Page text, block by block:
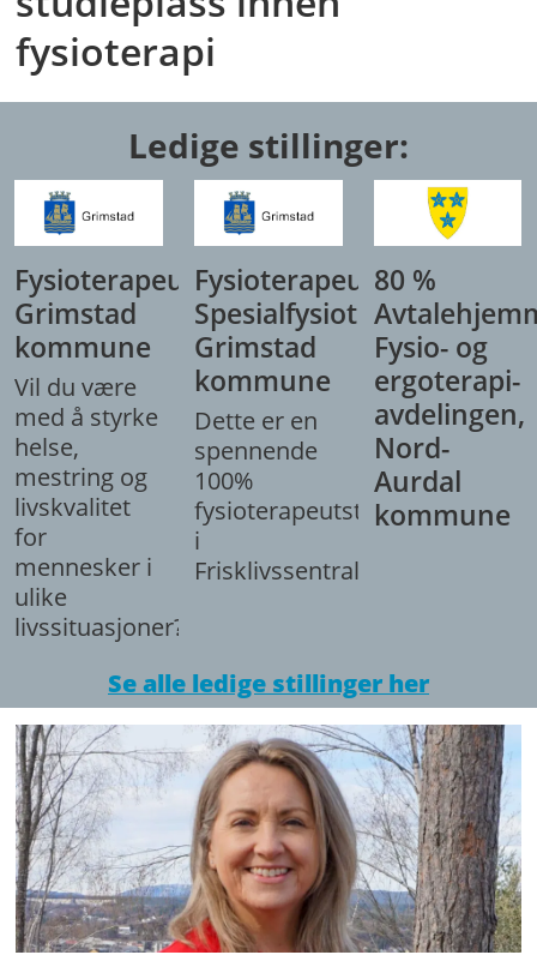
fysioterapi
Ledige stillinger:
Fysioterapeut,
Grimstad
kommune
Vil du være
med å styrke
helse,
mestring og
livskvalitet
for
mennesker i
ulike
livssituasjoner?
Fysioterapeut/
Spesialfysioterapeut,
Grimstad
kommune
Dette er en
spennende
100%
fysioterapeutstilling
i
Frisklivssentralen.
80 %
Fysio- og
ergoterapi-
avdelingen,
Nord-
Aurdal
kommune
Se alle ledige stillinger her